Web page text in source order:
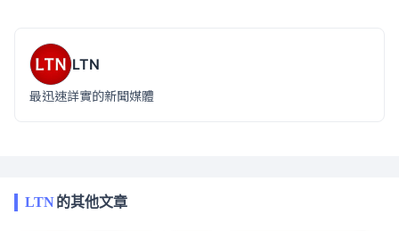
LTN
最迅速詳實的新聞媒體
LTN的其他文章